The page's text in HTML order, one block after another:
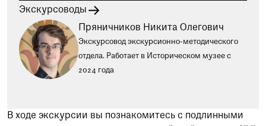
В ходе экскурсии вы познакомитесь с подлинными
Экскурсоводы
Пряничников Никита Олегович
Экскурсовод экскурсионно-методического
отдела. Работает в Историческом музее с
2024 года